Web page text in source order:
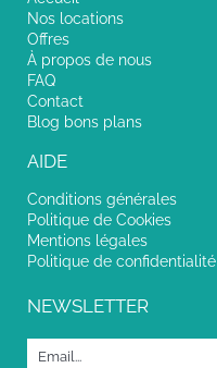
Nos locations
Offres
À propos de nous
FAQ
Contact
Blog bons plans
AIDE
Conditions générales
Politique de Cookies
Mentions légales
Politique de confidentialité
NEWSLETTER